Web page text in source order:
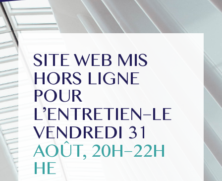
SITE WEB MIS
HORS LIGNE
POUR
L’ENTRETIEN–LE
VENDREDI 31
AOÛT, 20H–22H
HE